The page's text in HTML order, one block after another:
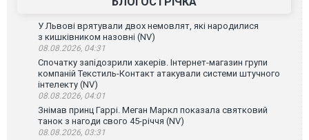
У Львові врятували двох немовлят, які народилися
з кишківником назовні (NV)
08.08.2026, 04:31
Спочатку запідозрили хакерів. Інтернет-магазин групи
компаній Текстиль-Контакт атакували системи штучного
інтелекту (NV)
08.08.2026, 04:01
Знімав принц Гаррі. Меган Маркл показала святковий
танок з нагоди свого 45-річчя (NV)
08.08.2026, 03:31